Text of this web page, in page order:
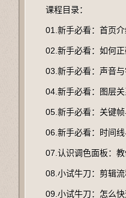
课程目录：
01.新手必看：首页
02.新手必看：如何
03.新手必看：声音
04.新手必看：图层
05.新手必看：关键
06.新手必看：时间
07.认识调色面板：
08.小试牛刀：剪辑
09.小试牛刀：怎么